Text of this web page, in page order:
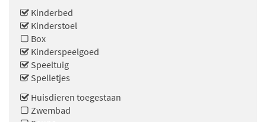
Kinderbed
Kinderstoel
Box
Kinderspeelgoed
Speeltuig
Spelletjes
Huisdieren toegestaan
Zwembad